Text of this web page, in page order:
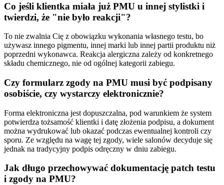
Co jeśli klientka miała już PMU u innej stylistki i
twierdzi, że "nie było reakcji"?
To nie zwalnia Cię z obowiązku wykonania własnego testu, bo
używasz innego pigmentu, innej marki lub innej partii produktu niż
poprzedni wykonawca. Reakcja alergiczna zależy od konkretnego
składu chemicznego, nie od ogólnej kategorii zabiegu.
Czy formularz zgody na PMU musi być podpisany
osobiście, czy wystarczy elektronicznie?
Forma elektroniczna jest dopuszczalna, pod warunkiem że system
potwierdza tożsamość klientki i datę złożenia podpisu, a dokument
można wydrukować lub okazać podczas ewentualnej kontroli czy
sporu. Ze względu na wagę tej zgody, wiele salonów decyduje się
jednak na tradycyjny podpis odręczny w dniu zabiegu.
Jak długo przechowywać dokumentację patch testu
i zgody na PMU?